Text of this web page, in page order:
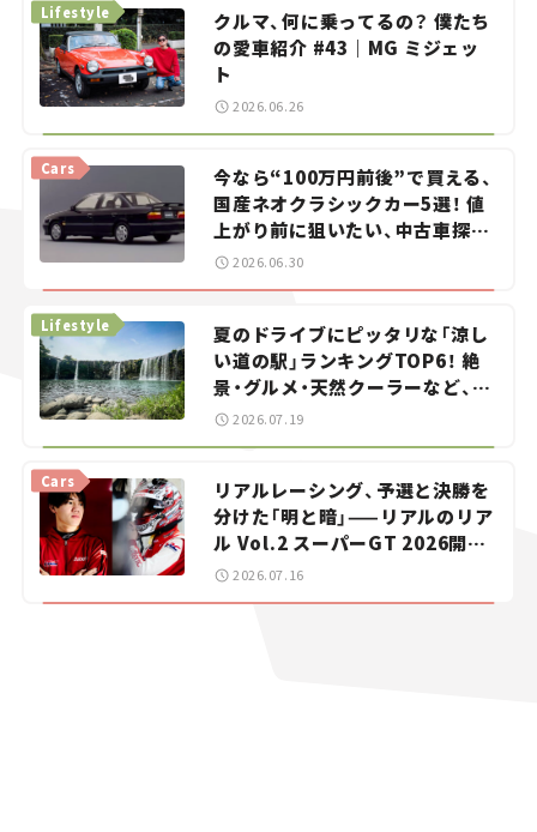
クルマ、何に乗ってるの？ 僕たち
の愛車紹介 #43｜MG ミジェッ
ト
Lifestyle
2026.06.26
今なら“100万円前後”で買える、
国産ネオクラシックカー5選！ 値
上がり前に狙いたい、中古車探し
をお手伝い――ちょっとイケてるマ
イカー選び #02
Cars
2026.06.30
夏のドライブにピッタリな「涼し
い道の駅」ランキングTOP6！ 絶
景・グルメ・天然クーラーなど、避
暑におすすめのスポットを紹介
Lifestyle
2026.07.19
リアルレーシング、予選と決勝を
分けた「明と暗」——リアルのリア
ル Vol.2 スーパーGT 2026開幕
戦 岡山国際サーキット
Cars
2026.07.16